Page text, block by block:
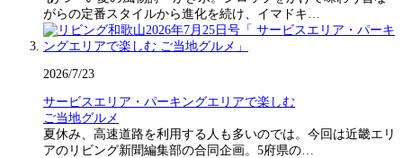
がらの定番スタイルから進化を続け、イマドキ…
2026/7/23
サービスエリア・パーキングエリアで楽しむ
ご当地グルメ
夏休み、高速道路を利用する人も多いのでは。今回は近畿エリ
アのリビング新聞編集部の合同企画。5府県の…